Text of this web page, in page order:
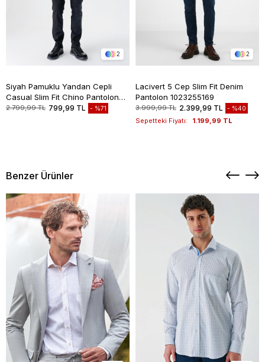
2
Siyah Pamuklu Yandan Cepli
Casual Slim Fit Chino Pantolon
1003235117
2.799,99 TL 799,99 TL %71
2
Lacivert 5 Cep Slim Fit Denim
Pantolon 1023255169
3.999,99 TL 2.399,99 TL %40
Sepetteki Fiyatı: 1.199,99 TL
Benzer Ürünler